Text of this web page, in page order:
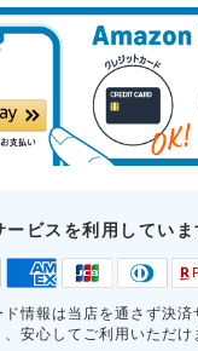
ービスを利用していま
ド情報は当店を通さず決
安心してご利用いただけ